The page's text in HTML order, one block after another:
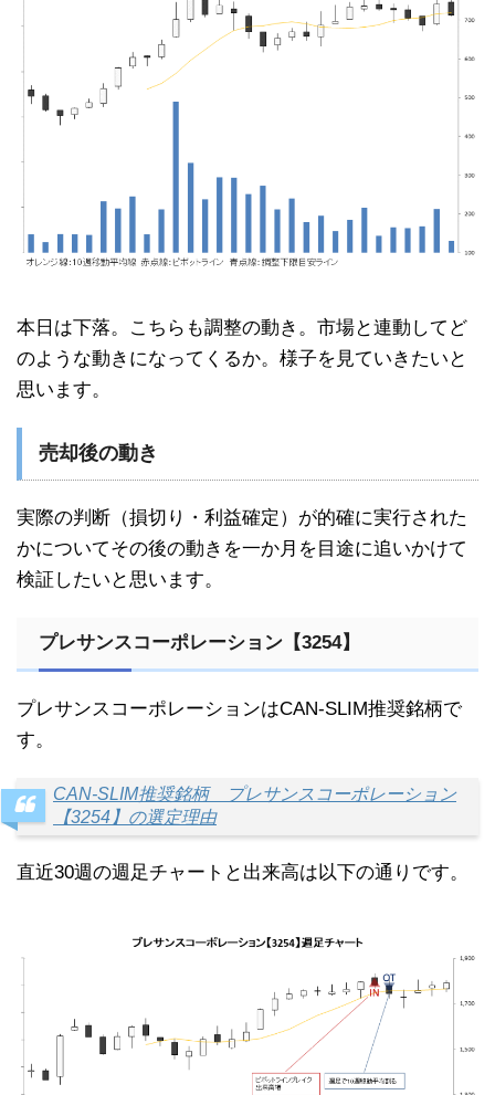
本日は下落。こちらも調整の動き。市場と連動してど
のような動きになってくるか。様子を見ていきたいと
思います。
売却後の動き
実際の判断（損切り・利益確定）が的確に実行された
かについてその後の動きを一か月を目途に追いかけて
検証したいと思います。
プレサンスコーポレーション【3254】
プレサンスコーポレーションはCAN-SLIM推奨銘柄で
す。
CAN-SLIM推奨銘柄 プレサンスコーポレーション
【3254】の選定理由
直近30週の週足チャートと出来高は以下の通りです。